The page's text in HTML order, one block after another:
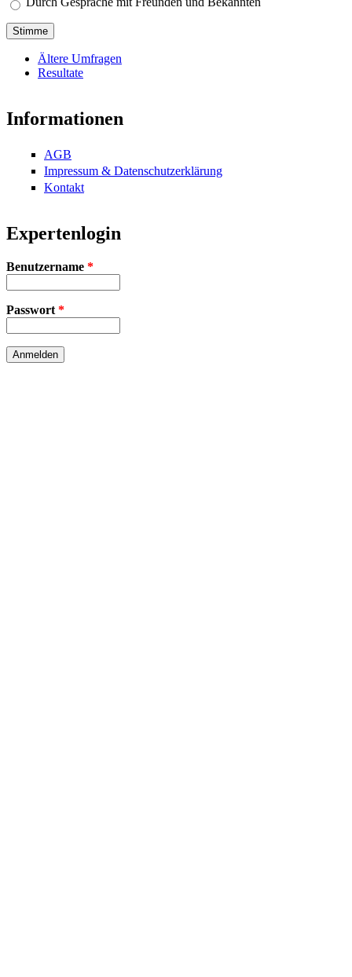
Ältere Umfragen
Resultate
Informationen
AGB
Impressum & Datenschutzerklärung
Kontakt
Expertenlogin
Benutzername *
Passwort *